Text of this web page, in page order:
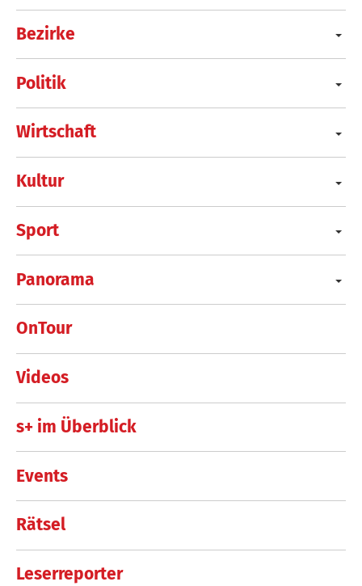
Bezirke
Politik
Wirtschaft
Kultur
Sport
Panorama
OnTour
Videos
s+ im Überblick
Events
Rätsel
Leserreporter